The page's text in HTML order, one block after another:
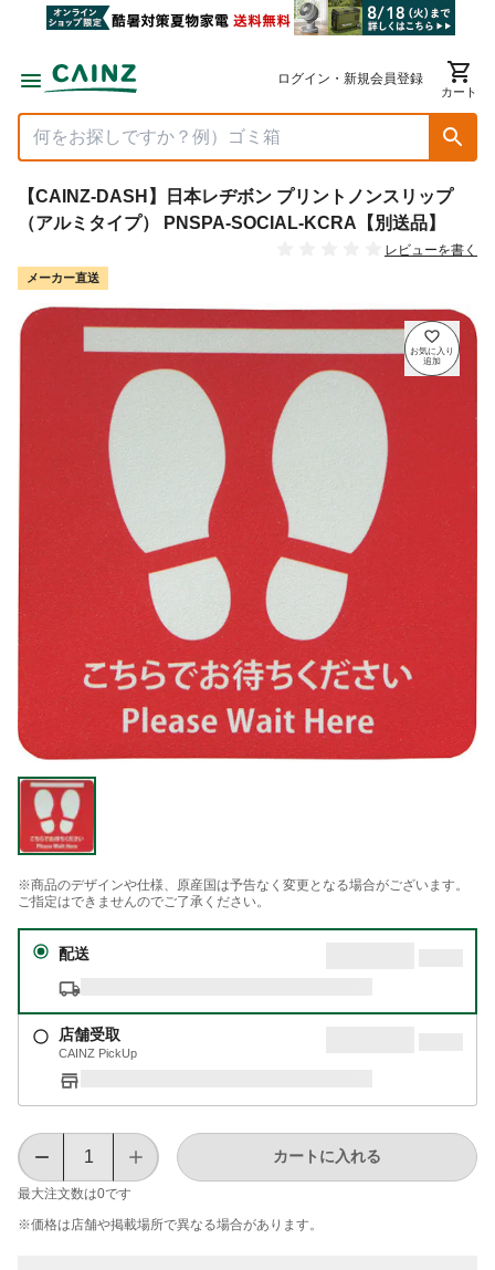
ログイン・新規会員登録
カート
【CAINZ-DASH】日本レヂボン プリントノンスリップ
（アルミタイプ） PNSPA-SOCIAL-KCRA【別送品】
レビューを書く
メーカー直送
※商品のデザインや仕様、原産国は予告なく変更となる場合がございます。
ご指定はできませんのでご了承ください。
配送
店舗受取
CAINZ PickUp
最大注文数は0です
カートに入れる
※価格は​店舗や​掲載場所で​異なる​場合が​あります。